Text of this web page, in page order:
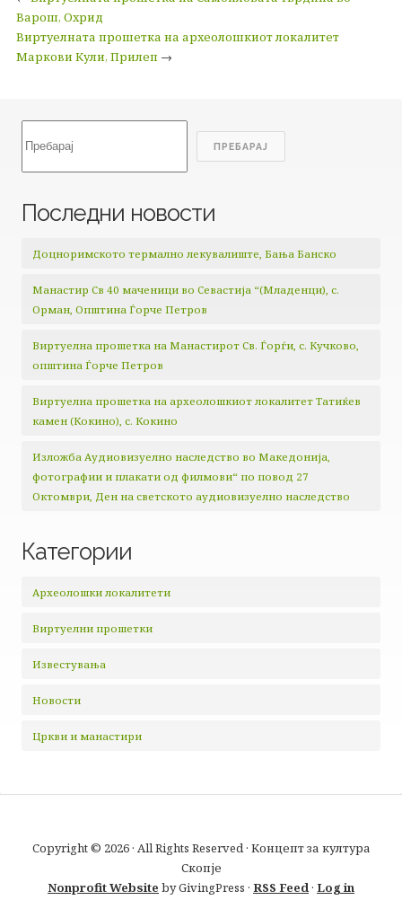
Варош, Охрид
Виртуелната прошетка на археолошкиот локалитет
Маркови Кули, Прилеп →
ПРЕБАРАЈ
Последни новости
Доцноримското термално лекувалиште, Бања Банско
Манастир Св 40 маченици во Севастија “(Младенци), с.
Орман, Општина Ѓорче Петров
Виртуелна прошетка на Манастирот Св. Ѓорѓи, с. Кучково,
општина Ѓорче Петров
Виртуелна прошетка на археолошкиот локалитет Татиќев
камен (Кокино), с. Кокино
Изложба Аудиовизуелно наследство во Македонија,
фотографии и плакати од филмови“ по повод 27
Октомври, Ден на светското аудиовизуелно наследство
Категории
Археолошки локалитети
Виртуелни прошетки
Известувања
Новости
Цркви и манастири
Copyright © 2026 · All Rights Reserved · Концепт за култура
Скопје
Nonprofit Website by GivingPress · RSS Feed· Log in